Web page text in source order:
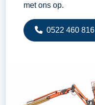
met ons op.
0522 460 816